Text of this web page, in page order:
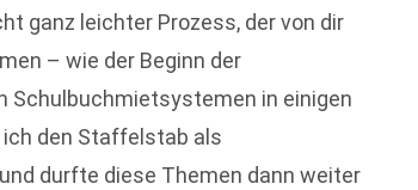
ganz leichter Prozess, der von dir
– wie der Beginn der
Schulbuchmietsystemen in einigen
ich den Staffelstab als
durfte diese Themen dann weiter